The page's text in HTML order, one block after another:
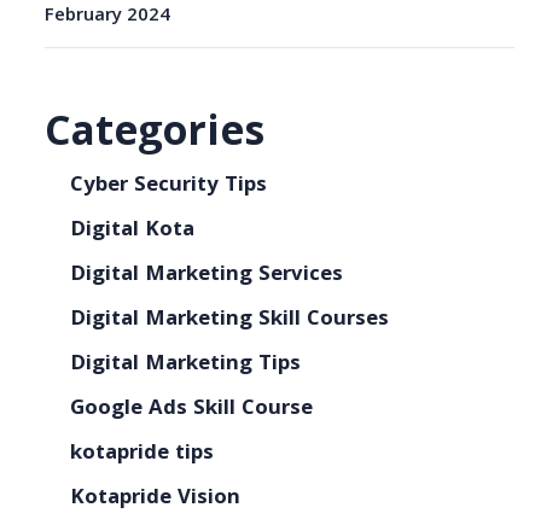
February 2024
Categories
Cyber Security Tips
Digital Kota
Digital Marketing Services
Digital Marketing Skill Courses
Digital Marketing Tips
Google Ads Skill Course
kotapride tips
Kotapride Vision